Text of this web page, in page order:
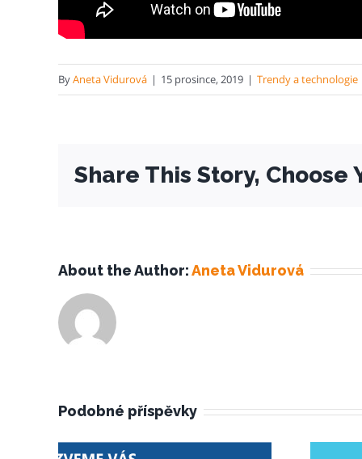
ByAneta Vidurová | 15 prosince, 2019 | Trendy a technologie
Share This Story, Choose
About the Author:Aneta Vidurová
Podobné příspěvky